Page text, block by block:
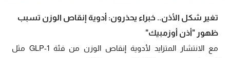
تغير شكل الأذن.. خبراء يحذرون: أدوية إنقاص الوزن تسبب
ظهور "أذن أوزمبيك"
مع الانتشار المتزايد لأدوية إنقاص الوزن من فئة GLP-1 مثل